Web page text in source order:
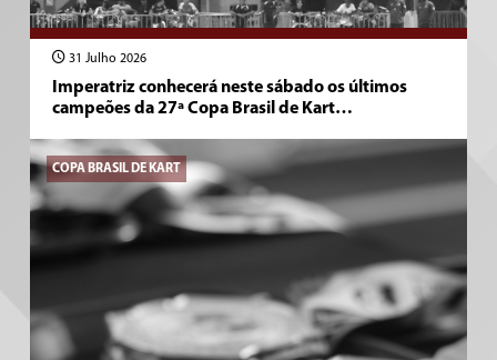
31 Julho 2026
Imperatriz conhecerá neste sábado os últimos
campeões da 27ª Copa Brasil de Kart…
COPA BRASIL DE KART